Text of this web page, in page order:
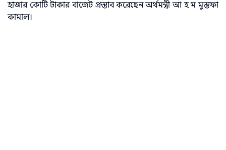
হাজার কোটি টাকার বাজেট প্রস্তাব করেছেন অর্থমন্ত্রী আ হ ম মুস্তফা
কামাল।